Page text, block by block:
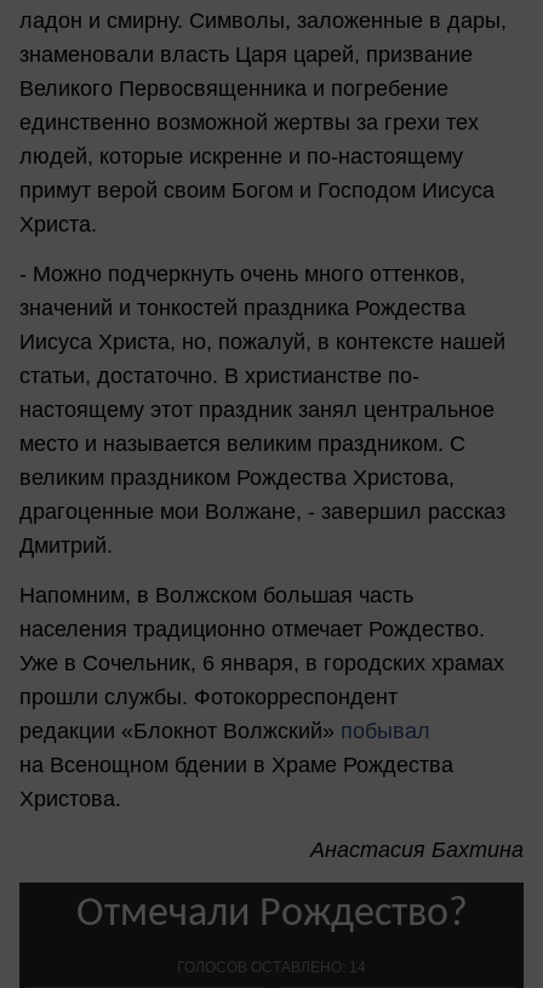
ладон и смирну. Символы, заложенные в дары,
знаменовали власть Царя царей, призвание
Великого Первосвященника и погребение
единственно возможной жертвы за грехи тех
людей, которые искренне и по-настоящему
примут верой своим Богом и Господом Иисуса
Христа.
- Можно подчеркнуть очень много оттенков,
значений и тонкостей праздника Рождества
Иисуса Христа, но, пожалуй, в контексте нашей
статьи, достаточно. В христианстве по-
настоящему этот праздник занял центральное
место и называется великим праздником. С
великим праздником Рождества Христова,
драгоценные мои Волжане, - завершил рассказ
Дмитрий.
Напомним, в Волжском большая часть
населения традиционно отмечает Рождество.
Уже в Сочельник, 6 января, в городских храмах
прошли службы. Фотокорреспондент
редакции «Блокнот Волжский» побывал
на Всенощном бдении в Храме Рождества
Христова.
Анастасия Бахтина